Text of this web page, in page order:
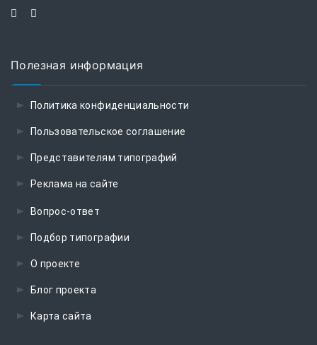
Полезная информация
Политика конфиденциальности
Пользовательское соглашение
Представителям типографий
Реклама на сайте
Вопрос-ответ
Подбор типографии
О проекте
Блог проекта
Карта сайта